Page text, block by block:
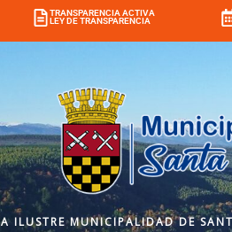
TRANSPARENCIA ACTIVA
LEY DE TRANSPARENCIA
ILUSTRE MUNICIPALIDAD DE